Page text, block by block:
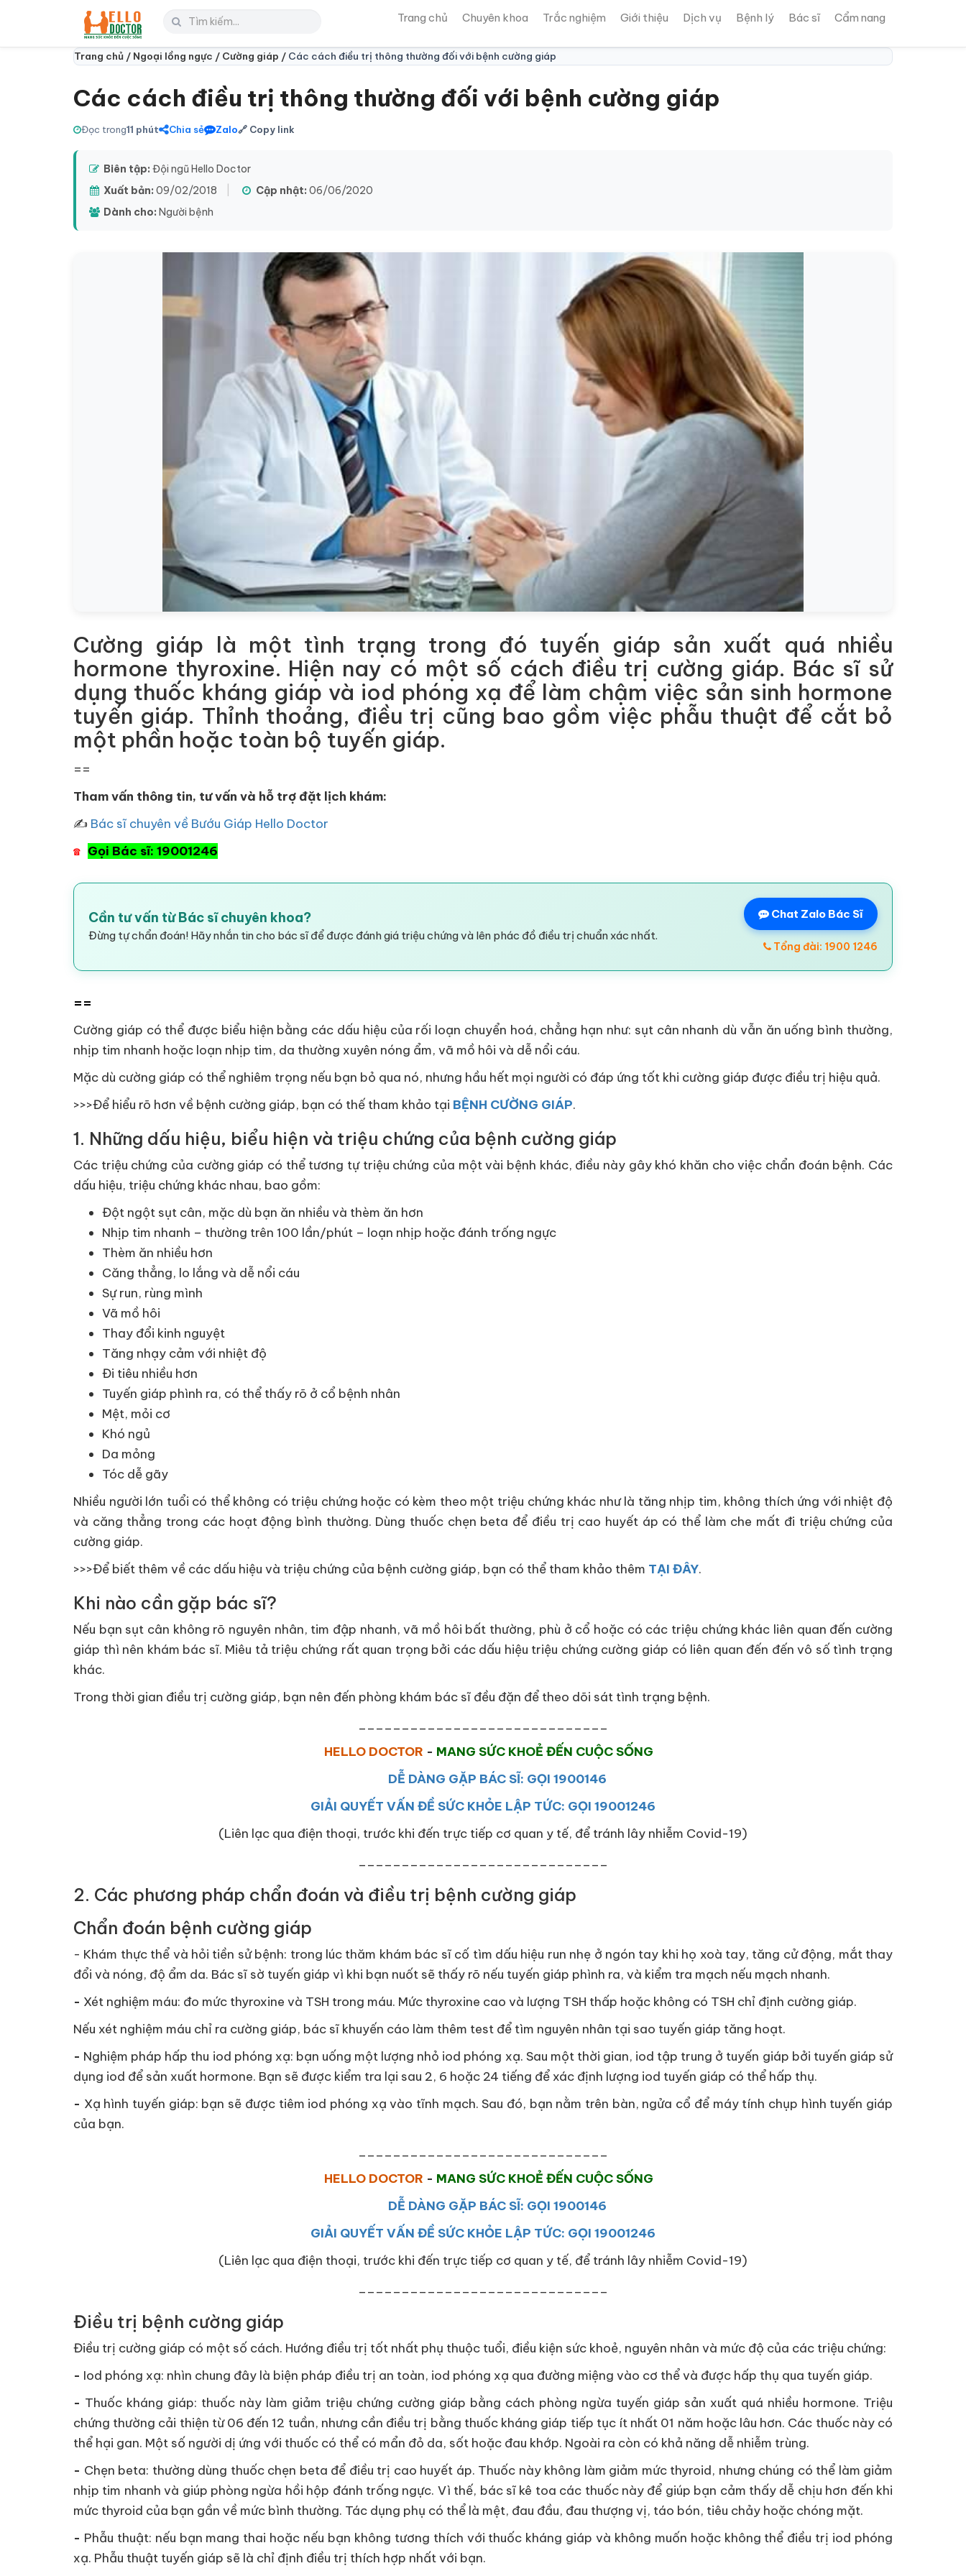
Trang chủ Chuyên khoa Trắc nghiệm Giới thiệu Dịch vụ Bệnh lý Bác sĩ Cẩm nang
Trang chủ / Ngoại lồng ngực / Cường giáp / Các cách điều trị thông thường đối với bệnh cường giáp
Các cách điều trị thông thường đối với bệnh cường giáp
Đọc trong11 phút Chia sẻ Zalo🔗 Copy link
Biên tập: Đội ngũ Hello Doctor
Xuất bản: 09/02/2018 Cập nhật: 06/06/2020
Dành cho: Người bệnh
Cường giáp là một tình trạng trong đó tuyến giáp sản xuất quá nhiều
hormone thyroxine. Hiện nay có một số cách điều trị cường giáp. Bác sĩ sử
dụng thuốc kháng giáp và iod phóng xạ để làm chậm việc sản sinh hormone
tuyến giáp. Thỉnh thoảng, điều trị cũng bao gồm việc phẫu thuật để cắt bỏ
một phần hoặc toàn bộ tuyến giáp.
==
Tham vấn thông tin, tư vấn và hỗ trợ đặt lịch khám:
✍ Bác sĩ chuyên về Bướu Giáp Hello Doctor
☎ Gọi Bác sĩ: 19001246
Cần tư vấn từ Bác sĩ chuyên khoa?
Đừng tự chẩn đoán! Hãy nhắn tin cho bác sĩ để được đánh giá triệu chứng và lên phác đồ điều trị chuẩn xác nhất.
Chat Zalo Bác Sĩ
Tổng đài: 1900 1246
==
Cường giáp có thể được biểu hiện bằng các dấu hiệu của rối loạn chuyển hoá, chẳng hạn như: sụt cân nhanh dù vẫn ăn uống bình thường,
nhịp tim nhanh hoặc loạn nhịp tim, da thường xuyên nóng ẩm, vã mồ hôi và dễ nổi cáu.
Mặc dù cường giáp có thể nghiêm trọng nếu bạn bỏ qua nó, nhưng hầu hết mọi người có đáp ứng tốt khi cường giáp được điều trị hiệu quả.
>>>Để hiểu rõ hơn về bệnh cường giáp, bạn có thế tham khảo tại BỆNH CƯỜNG GIÁP.
1. Những dấu hiệu, biểu hiện và triệu chứng của bệnh cường giáp
Các triệu chứng của cường giáp có thể tương tự triệu chứng của một vài bệnh khác, điều này gây khó khăn cho việc chẩn đoán bệnh. Các
dấu hiệu, triệu chứng khác nhau, bao gồm:
Đột ngột sụt cân, mặc dù bạn ăn nhiều và thèm ăn hơn
Nhịp tim nhanh – thường trên 100 lần/phút – loạn nhịp hoặc đánh trống ngực
Thèm ăn nhiều hơn
Căng thẳng, lo lắng và dễ nổi cáu
Sự run, rùng mình
Vã mồ hôi
Thay đổi kinh nguyệt
Tăng nhạy cảm với nhiệt độ
Đi tiêu nhiều hơn
Tuyến giáp phình ra, có thể thấy rõ ở cổ bệnh nhân
Mệt, mỏi cơ
Khó ngủ
Da mỏng
Tóc dễ gãy
Nhiều người lớn tuổi có thể không có triệu chứng hoặc có kèm theo một triệu chứng khác như là tăng nhịp tim, không thích ứng với nhiệt độ
và căng thẳng trong các hoạt động bình thường. Dùng thuốc chẹn beta để điều trị cao huyết áp có thể làm che mất đi triệu chứng của
cường giáp.
>>>Để biết thêm về các dấu hiệu và triệu chứng của bệnh cường giáp, bạn có thể tham khảo thêm TẠI ĐÂY.
Khi nào cần gặp bác sĩ?
Nếu bạn sụt cân không rõ nguyên nhân, tim đập nhanh, vã mồ hôi bất thường, phù ở cổ hoặc có các triệu chứng khác liên quan đến cường
giáp thì nên khám bác sĩ. Miêu tả triệu chứng rất quan trọng bởi các dấu hiệu triệu chứng cường giáp có liên quan đến đến vô số tình trạng
khác.
Trong thời gian điều trị cường giáp, bạn nên đến phòng khám bác sĩ đều đặn để theo dõi sát tình trạng bệnh.
HELLO DOCTOR - MANG SỨC KHOẺ ĐẾN CUỘC SỐNG
DỄ DÀNG GẶP BÁC SĨ: GỌI 1900146
GIẢI QUYẾT VẤN ĐỀ SỨC KHỎE LẬP TỨC: GỌI 19001246
(Liên lạc qua điện thoại, trước khi đến trực tiếp cơ quan y tế, để tránh lây nhiễm Covid-19)
2. Các phương pháp chẩn đoán và điều trị bệnh cường giáp
Chẩn đoán bệnh cường giáp
- Khám thực thể và hỏi tiền sử bệnh: trong lúc thăm khám bác sĩ cố tìm dấu hiệu run nhẹ ở ngón tay khi họ xoà tay, tăng cử động, mắt thay
đổi và nóng, độ ẩm da. Bác sĩ sờ tuyến giáp vì khi bạn nuốt sẽ thấy rõ nếu tuyến giáp phình ra, và kiểm tra mạch nếu mạch nhanh.
- Xét nghiệm máu: đo mức thyroxine và TSH trong máu. Mức thyroxine cao và lượng TSH thấp hoặc không có TSH chỉ định cường giáp.
Nếu xét nghiệm máu chỉ ra cường giáp, bác sĩ khuyến cáo làm thêm test để tìm nguyên nhân tại sao tuyến giáp tăng hoạt.
- Nghiệm pháp hấp thu iod phóng xạ: bạn uống một lượng nhỏ iod phóng xạ. Sau một thời gian, iod tập trung ở tuyến giáp bởi tuyến giáp sử
dụng iod để sản xuất hormone. Bạn sẽ được kiểm tra lại sau 2, 6 hoặc 24 tiếng để xác định lượng iod tuyến giáp có thể hấp thụ.
- Xạ hình tuyến giáp: bạn sẽ được tiêm iod phóng xạ vào tĩnh mạch. Sau đó, bạn nằm trên bàn, ngửa cổ để máy tính chụp hình tuyến giáp
của bạn.
HELLO DOCTOR - MANG SỨC KHOẺ ĐẾN CUỘC SỐNG
DỄ DÀNG GẶP BÁC SĨ: GỌI 1900146
GIẢI QUYẾT VẤN ĐỀ SỨC KHỎE LẬP TỨC: GỌI 19001246
(Liên lạc qua điện thoại, trước khi đến trực tiếp cơ quan y tế, để tránh lây nhiễm Covid-19)
Điều trị bệnh cường giáp
Điều trị cường giáp có một số cách. Hướng điều trị tốt nhất phụ thuộc tuổi, điều kiện sức khoẻ, nguyên nhân và mức độ của các triệu chứng:
- Iod phóng xạ: nhìn chung đây là biện pháp điều trị an toàn, iod phóng xạ qua đường miệng vào cơ thể và được hấp thụ qua tuyến giáp.
- Thuốc kháng giáp: thuốc này làm giảm triệu chứng cường giáp bằng cách phòng ngừa tuyến giáp sản xuất quá nhiều hormone. Triệu
chứng thường cải thiện từ 06 đến 12 tuần, nhưng cần điều trị bằng thuốc kháng giáp tiếp tục ít nhất 01 năm hoặc lâu hơn. Các thuốc này có
thể hại gan. Một số người dị ứng với thuốc có thể có mẩn đỏ da, sốt hoặc đau khớp. Ngoài ra còn có khả năng dễ nhiễm trùng.
- Chẹn beta: thường dùng thuốc chẹn beta để điều trị cao huyết áp. Thuốc này không làm giảm mức thyroid, nhưng chúng có thể làm giảm
nhịp tim nhanh và giúp phòng ngừa hồi hộp đánh trống ngực. Vì thế, bác sĩ kê toa các thuốc này để giúp bạn cảm thấy dễ chịu hơn đến khi
mức thyroid của bạn gần về mức bình thường. Tác dụng phụ có thể là mệt, đau đầu, đau thượng vị, táo bón, tiêu chảy hoặc chóng mặt.
- Phẫu thuật: nếu bạn mang thai hoặc nếu bạn không tương thích với thuốc kháng giáp và không muốn hoặc không thể điều trị iod phóng
xạ. Phẫu thuật tuyến giáp sẽ là chỉ định điều trị thích hợp nhất với bạn.